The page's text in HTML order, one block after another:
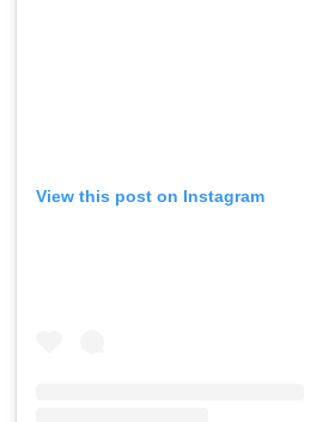
View this post on Instagram